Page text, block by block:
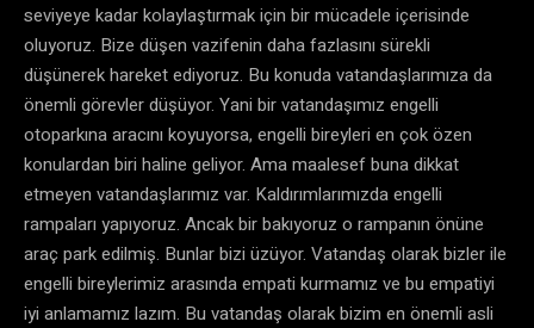
seviyeye kadar kolaylaştırmak için bir mücadele içerisinde
oluyoruz. Bize düşen vazifenin daha fazlasını sürekli
düşünerek hareket ediyoruz. Bu konuda vatandaşlarımıza da
önemli görevler düşüyor. Yani bir vatandaşımız engelli
otoparkına aracını koyuyorsa, engelli bireyleri en çok özen
konulardan biri haline geliyor. Ama maalesef buna dikkat
etmeyen vatandaşlarımız var. Kaldırımlarımızda engelli
rampaları yapıyoruz. Ancak bir bakıyoruz o rampanın önüne
araç park edilmiş. Bunlar bizi üzüyor. Vatandaş olarak bizler ile
engelli bireylerimiz arasında empati kurmamız ve bu empatiyi
iyi anlamamız lazım. Bu vatandaş olarak bizim en önemli asli